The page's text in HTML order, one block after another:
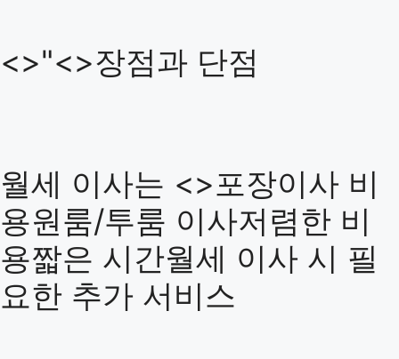
<>"<>장점과 단점
월세 이사는 <>포장이사 비
용원룸/투룸 이사저렴한 비
용짧은 시간월세 이사 시 필
요한 추가 서비스